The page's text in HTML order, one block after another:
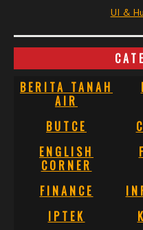
UI &
BERITA TANAH
AIR
BUTCE
ENGLISH
CORNER
FINANCE
IPTEK